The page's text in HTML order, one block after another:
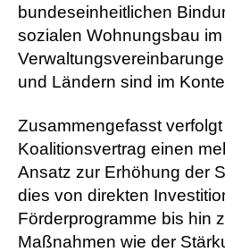
bundeseinheitlichen
sozialen Wohnungsbau
und Ländern sind im
Zusammengefasst
Koalitionsvertrag einen
Ansatz zur Erhöhung der
dies von direkten
Förderprogramme bis hin
Maßnahmen wie der